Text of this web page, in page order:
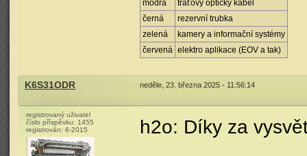
modrá
traťový optický kabel
černá
rezervní trubka
zelená
kamery a informační systémy
červená elektro aplikace (EOV a tak)
K6S31ODR neděle, 23. března 2025 - 11:56:14
registrovaný uživatel
číslo příspěvku: 1455
registrován: 6-2015 h2o: Díky za